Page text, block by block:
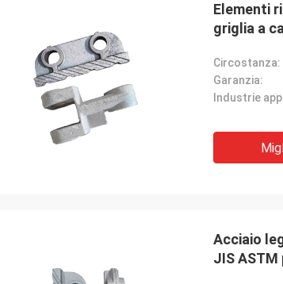
Elementi
griglia a
Circostanza:
Garanzia:
Acciaio
JIS